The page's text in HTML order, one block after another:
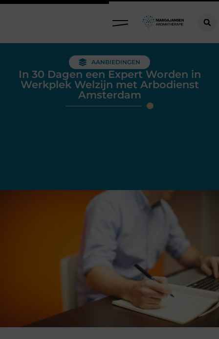
AANBIEDINGEN
In 30 Dagen een Expert Worden in
Werkplek Welzijn met Arbodienst
Amsterdam